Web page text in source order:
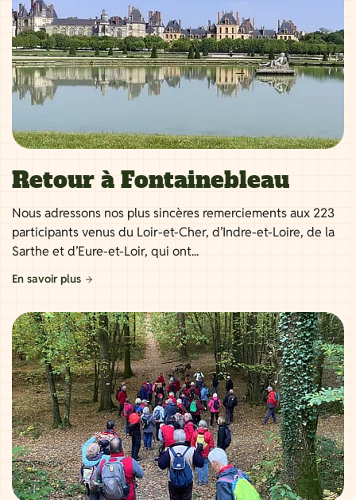
Retour à Fontainebleau
Nous adressons nos plus sincères remerciements aux 223
participants venus du Loir-et-Cher, d’Indre-et-Loire, de la
Sarthe et d’Eure-et-Loir, qui ont...
En savoir plus